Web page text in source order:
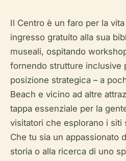
Il Centro è un faro per la
ingresso gratuito alla sua
museali, ospitando
fornendo strutture inclusive
posizione strategica – a
Beach e vicino ad altre
tappa essenziale per la
visitatori che esplorano i
Che tu sia un appassionato
storia o alla ricerca di uno